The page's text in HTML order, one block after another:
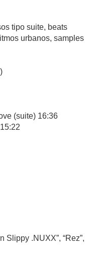
tipo suite, beats
urbanos, samples
(suite) 16:36
Slippy .NUXX”, “Rez”,